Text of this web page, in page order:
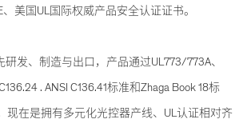
美国UL国际权威产品安全认证证书。
发、制造与出口，产品通过UL773/773A、
. ANSI C136.41标准和Zhaga Book 18标
现在是拥有多元化光控器产线、UL认证相对齐